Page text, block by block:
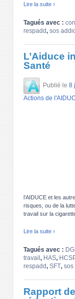
Lire la suite ›
Tagués avec :
respadd, sos
L’Aiduce
Santé
Publié le 8
Actions de
l’AIDUCE et les
risques, ou de la
travail sur la
Lire la suite ›
Tagués avec :
travail, HAS,
respadd, SFT, sos
Rapport